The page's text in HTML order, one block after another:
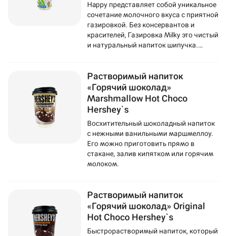
Happy представляет собой уникальное
сочетание молочного вкуса с приятной
газировкой. Без консервантов и
красителей, Газировка Milky это чистый
и натуральный напиток шипучка.
Нидерландов.
Растворимый напиток
«Горячий шоколад»
Marshmallow Hot Choco
Hershey`s
Восхитительный шоколадный напиток
с нежными ванильными маршмеллоу.
Его можно приготовить прямо в
стакане, залив кипятком или горячим
молоком.
Растворимый напиток
«Горячий шоколад» Original
Hot Choco Hershey`s
Быстрорастворимый напиток, который